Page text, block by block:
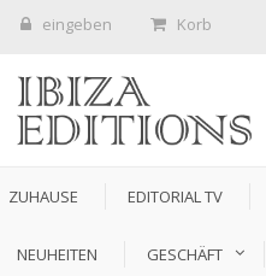
eingeben Korb
ZUHAUSE EDITORIAL TV
NEUHEITEN GESCHÄFT